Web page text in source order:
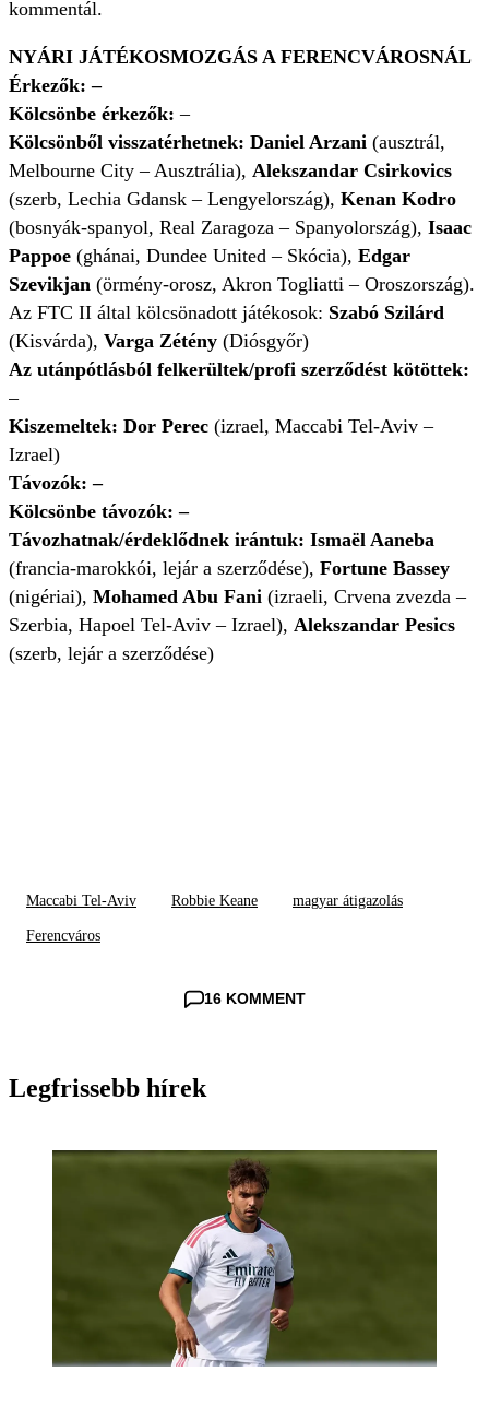
kommentál.
NYÁRI JÁTÉKOSMOZGÁS A FERENCVÁROSNÁL
Érkezők: –
Kölcsönbe érkezők: –
Kölcsönből visszatérhetnek: Daniel Arzani (ausztrál,
Melbourne City – Ausztrália), Alekszandar Csirkovics
(szerb, Lechia Gdansk – Lengyelország), Kenan Kodro
(bosnyák-spanyol, Real Zaragoza – Spanyolország), Isaac
Pappoe (ghánai, Dundee United – Skócia), Edgar
Szevikjan (örmény-orosz, Akron Togliatti – Oroszország).
Az FTC II által kölcsönadott játékosok: Szabó Szilárd
(Kisvárda), Varga Zétény (Diósgyőr)
Az utánpótlásból felkerültek/profi szerződést kötöttek:
–
Kiszemeltek: Dor Perec (izrael, Maccabi Tel-Aviv –
Izrael)
Távozók: –
Kölcsönbe távozók: –
Távozhatnak/érdeklődnek irántuk: Ismaël Aaneba
(francia-marokkói, lejár a szerződése), Fortune Bassey
(nigériai), Mohamed Abu Fani (izraeli, Crvena zvezda –
Szerbia, Hapoel Tel-Aviv – Izrael), Alekszandar Pesics
(szerb, lejár a szerződése)
Maccabi Tel-Aviv Robbie Keane magyar átigazolás
Ferencváros
16 KOMMENT
Legfrissebb hírek